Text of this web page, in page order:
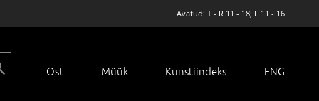
Avatud: T - R 11 - 18; L 11 - 16
Ost Müük Kunstiindeks ENG